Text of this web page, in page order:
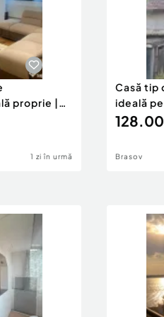
proprie |
1 zi în urmă
Casă tip
ideală
Brasov